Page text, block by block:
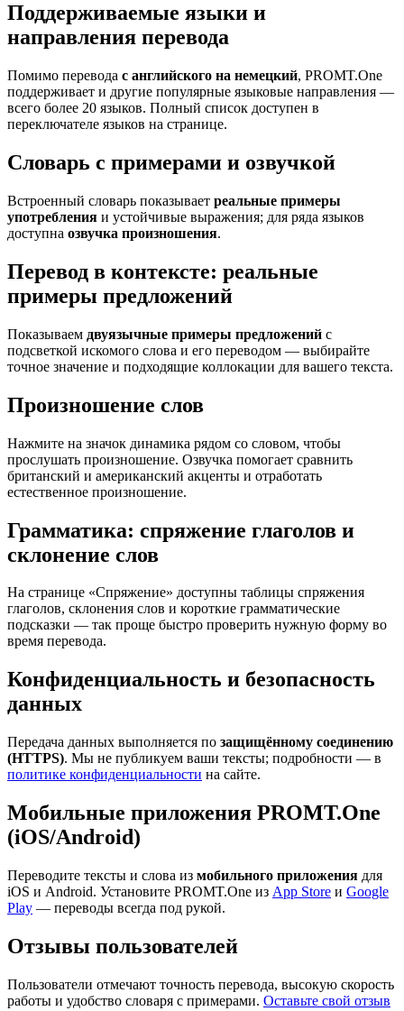
Поддерживаемые языки и
направления перевода
Помимо перевода с английского на немецкий, PROMT.One
поддерживает и другие популярные языковые направления —
всего более 20 языков. Полный список доступен в
переключателе языков на странице.
Словарь с примерами и озвучкой
Встроенный словарь показывает реальные примеры
употребления и устойчивые выражения; для ряда языков
доступна озвучка произношения.
Перевод в контексте: реальные
примеры предложений
Показываем двуязычные примеры предложений с
подсветкой искомого слова и его переводом — выбирайте
точное значение и подходящие коллокации для вашего текста.
Произношение слов
Нажмите на значок динамика рядом со словом, чтобы
прослушать произношение. Озвучка помогает сравнить
британский и американский акценты и отработать
естественное произношение.
Грамматика: спряжение глаголов и
склонение слов
На странице «Спряжение» доступны таблицы спряжения
глаголов, склонения слов и короткие грамматические
подсказки — так проще быстро проверить нужную форму во
время перевода.
Конфиденциальность и безопасность
данных
Передача данных выполняется по защищённому соединению
(HTTPS). Мы не публикуем ваши тексты; подробности — в
политике конфиденциальности на сайте.
Мобильные приложения PROMT.One
(iOS/Android)
Переводите тексты и слова из мобильного приложения для
iOS и Android. Установите PROMT.One из App Store и Google
Play — переводы всегда под рукой.
Отзывы пользователей
Пользователи отмечают точность перевода, высокую скорость
работы и удобство словаря с примерами. Оставьте свой отзыв